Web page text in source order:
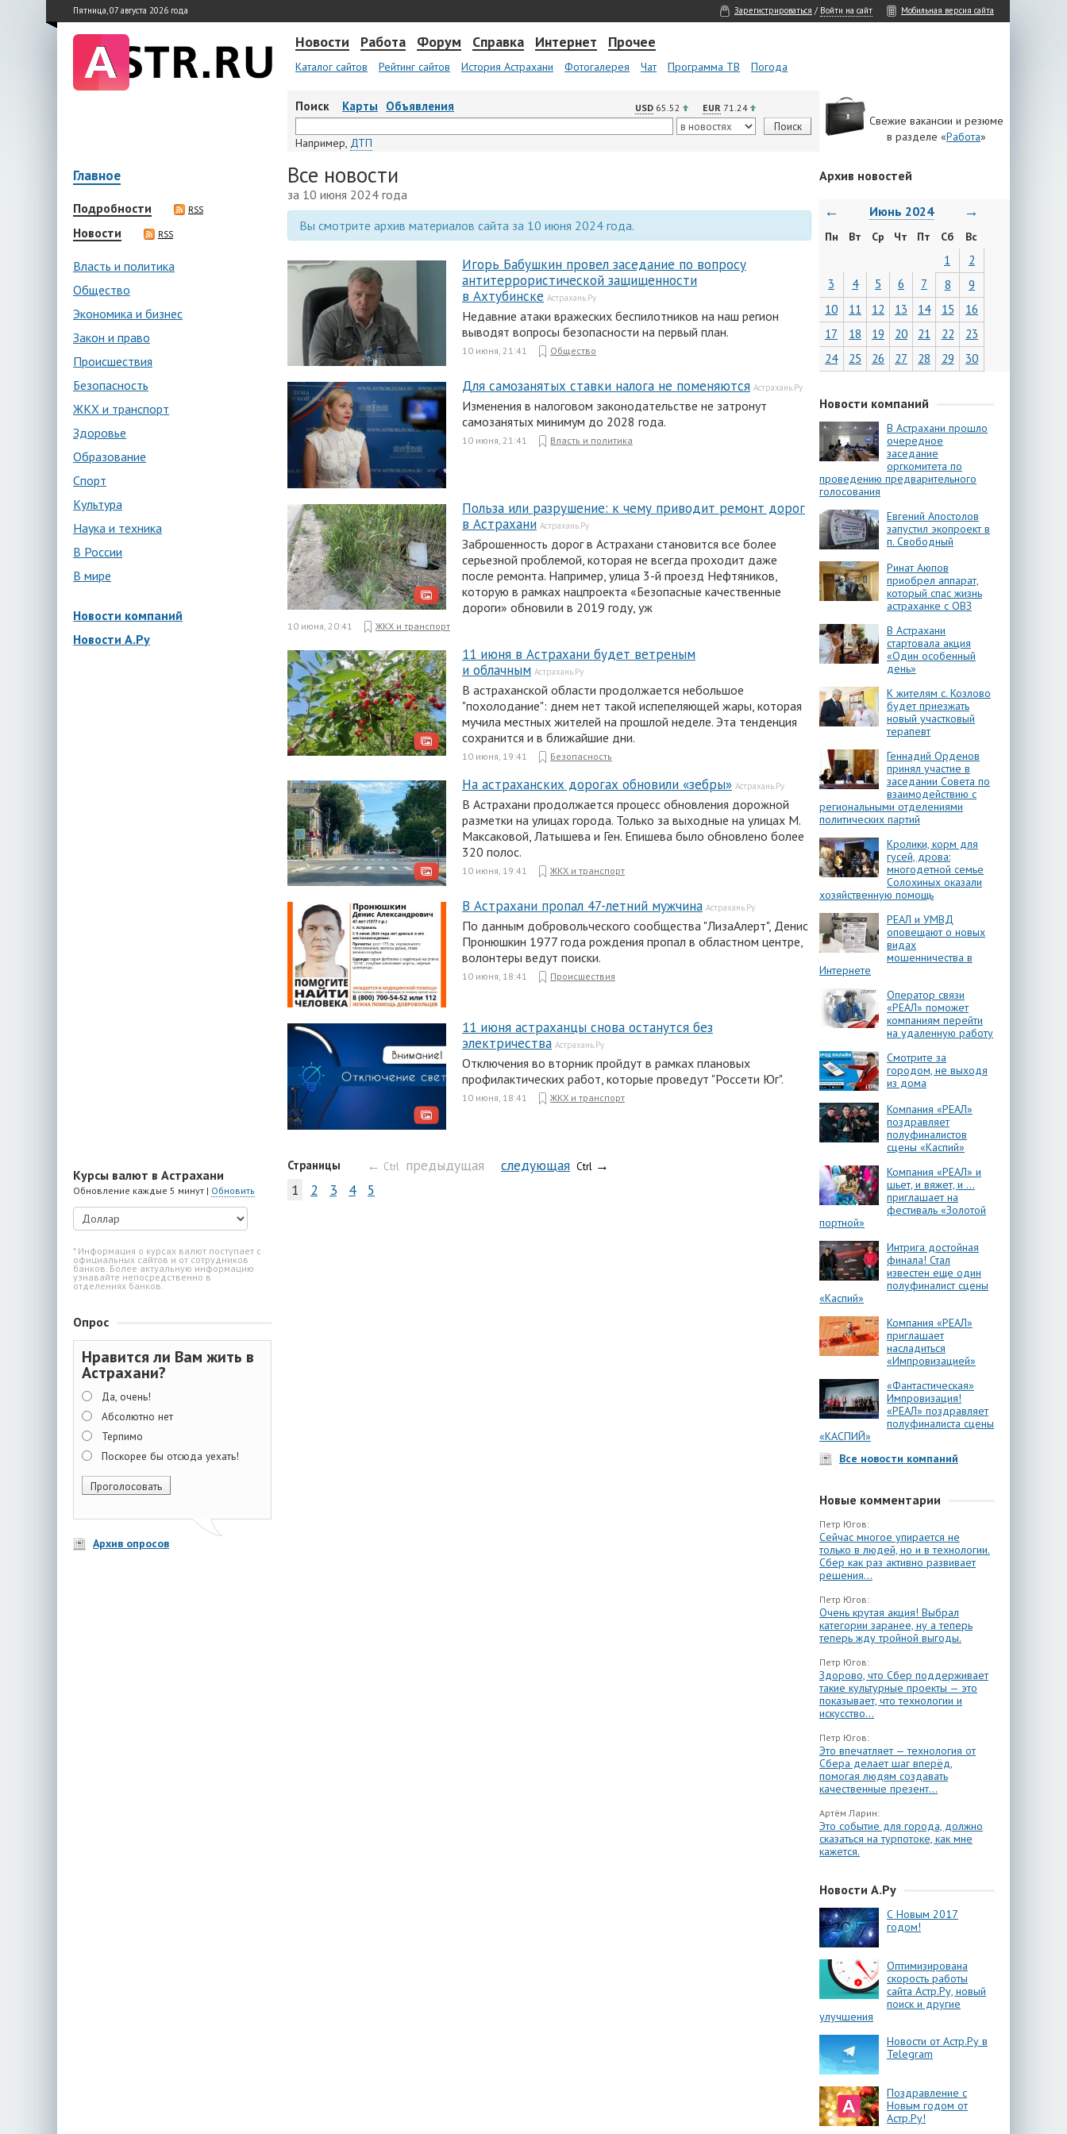
Пятница, 07 августа 2026 года Зарегистрироваться / Войти на сайт Мобильная версия сайта
Новости Работа Форум Справка Интернет Прочее
Каталог сайтов Рейтинг сайтов История Астрахани Фотогалерея Чат Программа ТВ Погода
Поиск Карты Объявления USD 65.52 EUR 71.24
Например, ДТП
Свежие вакансии и резюме
в разделе «Работа»
Главное
Подробности RSS
Новости RSS
Власть и политика
Общество
Экономика и бизнес
Закон и право
Происшествия
Безопасность
ЖКХ и транспорт
Здоровье
Образование
Спорт
Культура
Наука и техника
В России
В мире
Новости компаний
Новости А.Ру
Курсы валют в Астрахани
Обновление каждые 5 минут | Обновить
* Информация о курсах валют поступает с
официальных сайтов и от сотрудников
банков. Более актуальную информацию
узнавайте непосредственно в
отделениях банков.
Опрос
Нравится ли Вам жить в
Астрахани?
Да, очень!
Абсолютно нет
Терпимо
Поскорее бы отсюда уехать!
Архив опросов
Все новости
за 10 июня 2024 года
Вы смотрите архив материалов сайта за 10 июня 2024 года.
Игорь Бабушкин провел заседание по вопросу
антитеррористической защищенности
в Ахтубинске Астрахань.Ру
Недавние атаки вражеских беспилотников на наш регион
выводят вопросы безопасности на первый план.
10 июня, 21:41 Общество
Для самозанятых ставки налога не поменяются Астрахань.Ру
Изменения в налоговом законодательстве не затронут
самозанятых минимум до 2028 года.
10 июня, 21:41 Власть и политика
Польза или разрушение: к чему приводит ремонт дорог
в Астрахани Астрахань.Ру
Заброшенность дорог в Астрахани становится все более
серьезной проблемой, которая не всегда проходит даже
после ремонта. Например, улица 3-й проезд Нефтяников,
которую в рамках нацпроекта «Безопасные качественные
дороги» обновили в 2019 году, уж
10 июня, 20:41 ЖКХ и транспорт
11 июня в Астрахани будет ветреным
и облачным Астрахань.Ру
В астраханской области продолжается небольшое
"похолодание": днем нет такой испепеляющей жары, которая
мучила местных жителей на прошлой неделе. Эта тенденция
сохранится и в ближайшие дни.
10 июня, 19:41 Безопасность
На астраханских дорогах обновили «зебры» Астрахань.Ру
В Астрахани продолжается процесс обновления дорожной
разметки на улицах города. Только за выходные на улицах М.
Максаковой, Латышева и Ген. Епишева было обновлено более
320 полос.
10 июня, 19:41 ЖКХ и транспорт
В Астрахани пропал 47-летний мужчина Астрахань.Ру
По данным добровольческого сообщества "ЛизаАлерт", Денис
Пронюшкин 1977 года рождения пропал в областном центре,
волонтеры ведут поиски.
10 июня, 18:41 Происшествия
11 июня астраханцы снова останутся без
электричества Астрахань.Ру
Отключения во вторник пройдут в рамках плановых
профилактических работ, которые проведут "Россети Юг".
10 июня, 18:41 ЖКХ и транспорт
Страницы ← Ctrl предыдущая следующая Ctrl →
1
2 3 4 5
Архив новостей
← Июнь 2024 →
Пн Вт Ср Чт Пт Сб Вс
1
2
3
4 5 6 7 8
9
10
11 12 13 14 15
16
17
18 19 20 21 22
23
24
25 26 27 28 29 30
Новости компаний
В Астрахани прошло
очередное
заседание
оргкомитета по
проведению предварительного
голосования
Евгений Апостолов
запустил экопроект в
п. Свободный
Ринат Аюпов
приобрел аппарат,
который спас жизнь
астраханке с ОВЗ
В Астрахани
стартовала акция
«Один особенный
день»
К жителям с. Козлово
будет приезжать
новый участковый
терапевт
Геннадий Орденов
принял участие в
заседании Совета по
взаимодействию с
региональными отделениями
политических партий
Кролики, корм для
гусей, дрова:
многодетной семье
Солохиных оказали
хозяйственную помощь
РЕАЛ и УМВД
оповещают о новых
видах
мошенничества в
Интернете
Оператор связи
«РЕАЛ» поможет
компаниям перейти
на удаленную работу
Смотрите за
городом, не выходя
из дома
Компания «РЕАЛ»
поздравляет
полуфиналистов
сцены «Каспий»
Компания «РЕАЛ» и
шьет, и вяжет, и …
приглашает на
фестиваль «Золотой
портной»
Интрига достойная
финала! Стал
известен еще один
полуфиналист сцены
«Каспий»
Компания «РЕАЛ»
приглашает
насладиться
«Импровизацией»
«Фантастическая»
Импровизация!
«РЕАЛ» поздравляет
полуфиналиста сцены
«КАСПИЙ»
Все новости компаний
Новые комментарии
Петр Югов:
Сейчас многое упирается не
только в людей, но и в технологии.
Сбер как раз активно развивает
решения...
Петр Югов:
Очень крутая акция! Выбрал
категории заранее, ну а теперь
теперь жду тройной выгоды.
Петр Югов:
Здорово, что Сбер поддерживает
такие культурные проекты — это
показывает, что технологии и
искусство...
Петр Югов:
Это впечатляет — технология от
Сбера делает шаг вперёд,
помогая людям создавать
качественные презент...
Артём Ларин:
Это событие для города, должно
сказаться на турпотоке, как мне
кажется.
Новости А.Ру
С Новым 2017
годом!
Оптимизирована
скорость работы
сайта Астр.Ру, новый
поиск и другие
улучшения
Новости от Астр.Ру в
Telegram
Поздравление с
Новым годом от
Астр.Ру!